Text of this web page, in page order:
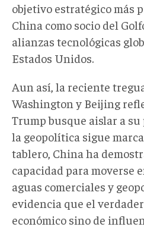
objetivo estratégico más
China como socio del
alianzas tecnológicas
Estados Unidos.
Aun así, la reciente
Washington y Beijing
Trump busque aislar a
la geopolítica sigue
tablero, China ha
capacidad para moverse
aguas comerciales y
evidencia que el
económico sino de